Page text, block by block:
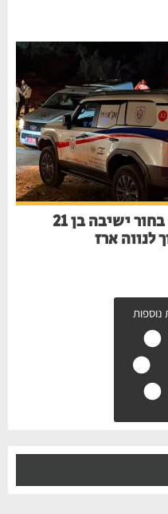
אסון בין הזמנים בבנימין: בחור ישיבה בן 21
לנווה ארז
נוספות